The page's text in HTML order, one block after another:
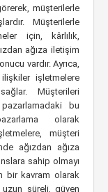
müşterilerle
Müşterilerle
için, kârlılık,
ağıza iletişim
vardır. Ayrıca,
işletmelere
Müşterileri
bu
olarak
müşteri
ağızdan ağıza
sahip olmayı
bir kavram olarak
uzun süreli, güven